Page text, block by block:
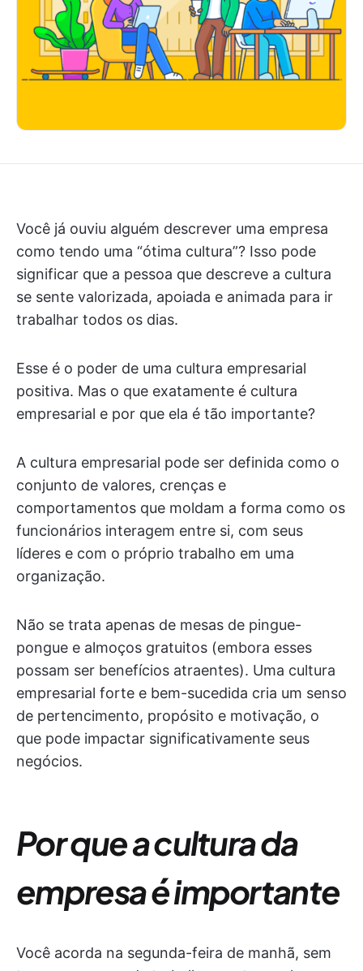
Você já ouviu alguém descrever uma empresa
como tendo uma “ótima cultura”? Isso pode
significar que a pessoa que descreve a cultura
se sente valorizada, apoiada e animada para ir
trabalhar todos os dias.
Esse é o poder de uma cultura empresarial
positiva. Mas o que exatamente é cultura
empresarial e por que ela é tão importante?
A cultura empresarial pode ser definida como o
conjunto de valores, crenças e
comportamentos que moldam a forma como os
funcionários interagem entre si, com seus
líderes e com o próprio trabalho em uma
organização.
Não se trata apenas de mesas de pingue-
pongue e almoços gratuitos (embora esses
possam ser benefícios atraentes). Uma cultura
empresarial forte e bem-sucedida cria um senso
de pertencimento, propósito e motivação, o
que pode impactar significativamente seus
negócios.
Por que a cultura da
empresa é importante
Você acorda na segunda-feira de manhã, sem